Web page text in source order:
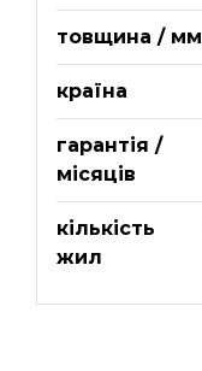
товщина / мм
країна
гарантія /
місяців
кількість
жил